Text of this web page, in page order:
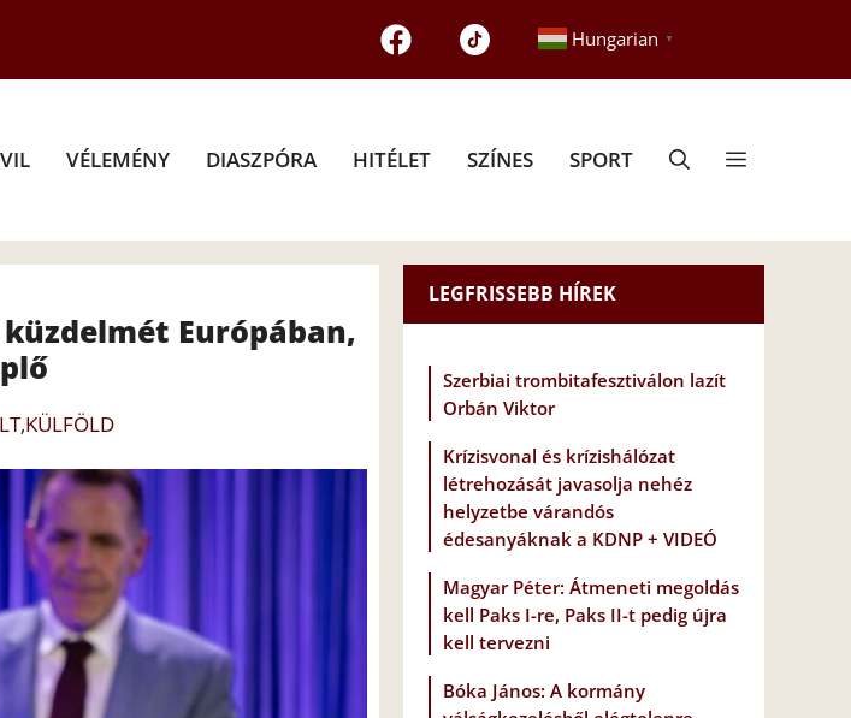
Hungarian ▼
VÉLEMÉNY DIASZPÓRA HITÉLET SZÍNES SPORT
Európában,
,KÜLFÖLD
LEGFRISSEBB HÍREK
Szerbiai trombitafesztiválon lazít
Orbán Viktor
Krízisvonal és krízishálózat
létrehozását javasolja nehéz
helyzetbe várandós
édesanyáknak a KDNP + VIDEÓ
Magyar Péter: Átmeneti megoldás
kell Paks I-re, Paks II-t pedig újra
kell tervezni
Bóka János: A kormány